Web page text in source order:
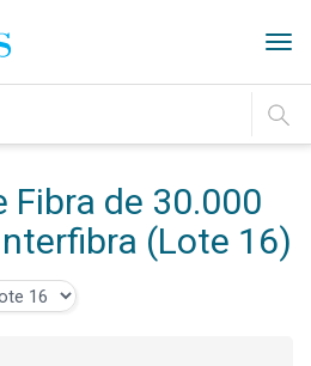
IR
Fibra de 30.000
(Lote 16)